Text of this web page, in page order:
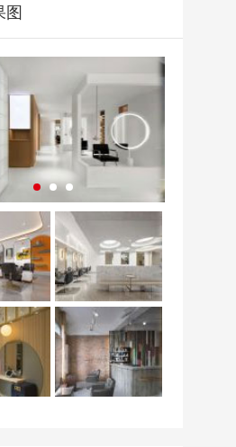
成都
前 成都
成都
成都 周女士
抢到一个名额
前 成都孙先生抢到一个名额
前 成都李女士
成都王女士抢到一个名额
前 成都廖女士抢到一个名额
成都王先生抢到一个名额
成都 周女士抢到一个名额
成都 孙先生
抢到一个名额
成都 李女士抢到一个名额
成都王女士抢到一个名额
成都廖女士抢到一个名额
图